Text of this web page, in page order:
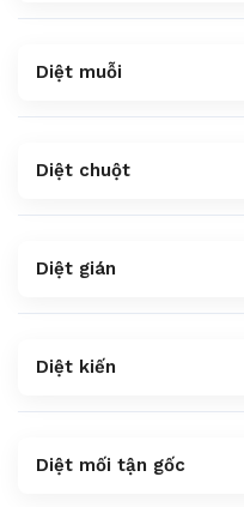
Diệt muỗi
Diệt chuột
Diệt gián
Diệt kiến
Diệt mối tận gốc